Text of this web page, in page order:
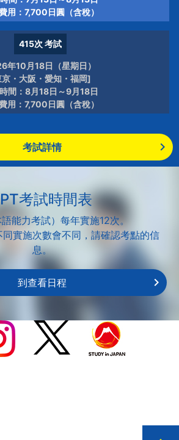
用：7,700日圓（含稅）
415次 考試
年10月18日（星期日）
・大阪・愛知・福岡]
間：8月18日～9月18日
用：7,700日圓（含稅）
考試詳情
考試時間表
能力考試）每年實施12次。
實施次數會不同，請確認考點的信
息。
到查看日程